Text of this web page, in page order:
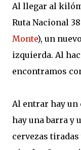
Al llegar al
Ruta Nacional
Monte), un
izquierda. Al
encontramos
Al entrar hay un
hay una barra y
cervezas